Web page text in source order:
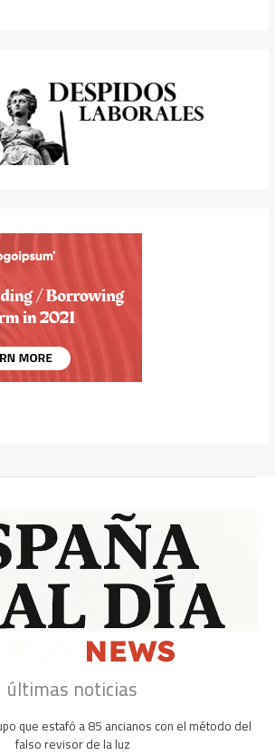
últimas noticias
que estafó a 85 ancianos con el método del
falso revisor de la luz